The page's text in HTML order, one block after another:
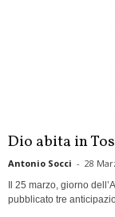
Dio abita in
Antonio Socci - 28
Il 25 marzo, giorno
pubblicato tre